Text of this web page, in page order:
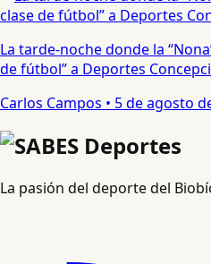
La tarde-noche donde la
de fútbol” a Deportes
Carlos Campos • 5 de agosto
La pasión del deporte del